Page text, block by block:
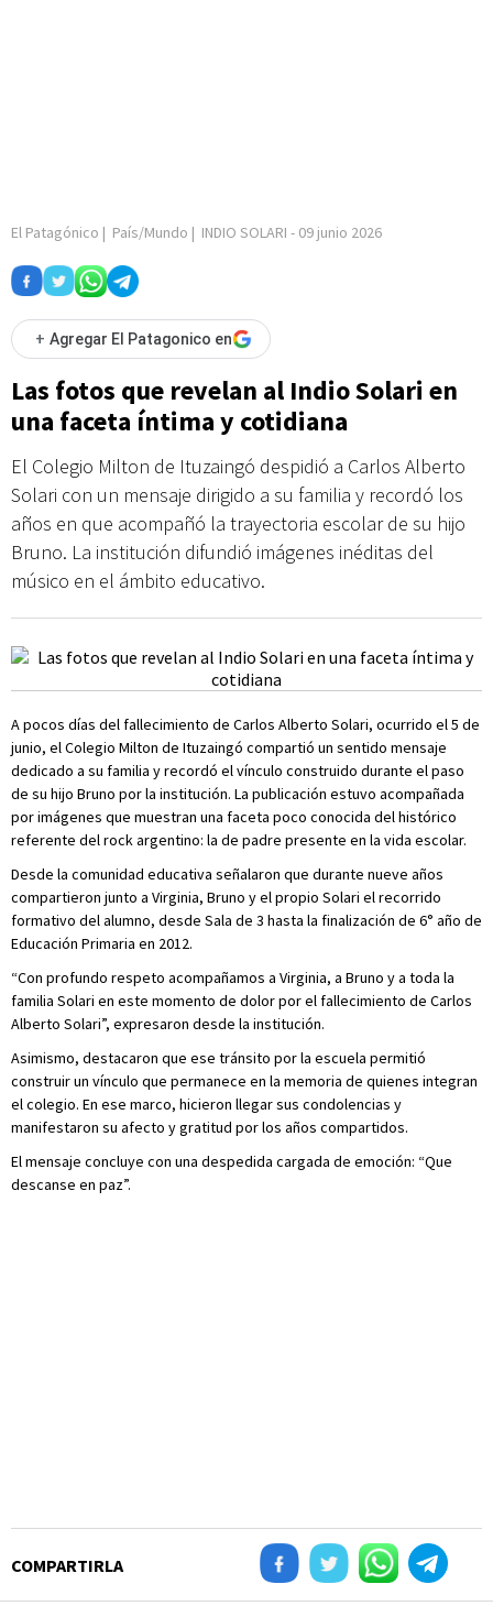
El Patagónico | País/Mundo | INDIO SOLARI - 09 junio 2026
+ Agregar El Patagonico en
Las fotos que revelan al Indio Solari en
una faceta íntima y cotidiana
El Colegio Milton de Ituzaingó despidió a Carlos Alberto
Solari con un mensaje dirigido a su familia y recordó los
años en que acompañó la trayectoria escolar de su hijo
Bruno. La institución difundió imágenes inéditas del
músico en el ámbito educativo.
A pocos días del fallecimiento de Carlos Alberto Solari, ocurrido el 5 de
junio, el Colegio Milton de Ituzaingó compartió un sentido mensaje
dedicado a su familia y recordó el vínculo construido durante el paso
de su hijo Bruno por la institución. La publicación estuvo acompañada
por imágenes que muestran una faceta poco conocida del histórico
referente del rock argentino: la de padre presente en la vida escolar.
Desde la comunidad educativa señalaron que durante nueve años
compartieron junto a Virginia, Bruno y el propio Solari el recorrido
formativo del alumno, desde Sala de 3 hasta la finalización de 6° año de
Educación Primaria en 2012.
“Con profundo respeto acompañamos a Virginia, a Bruno y a toda la
familia Solari en este momento de dolor por el fallecimiento de Carlos
Alberto Solari”, expresaron desde la institución.
Asimismo, destacaron que ese tránsito por la escuela permitió
construir un vínculo que permanece en la memoria de quienes integran
el colegio. En ese marco, hicieron llegar sus condolencias y
manifestaron su afecto y gratitud por los años compartidos.
El mensaje concluye con una despedida cargada de emoción: “Que
descanse en paz”.
COMPARTIRLA